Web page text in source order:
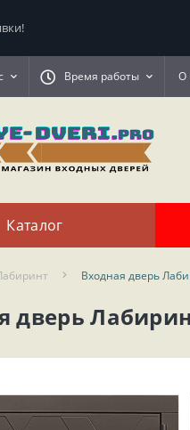
Время работы О
Каталог
Входная дверь
дверь